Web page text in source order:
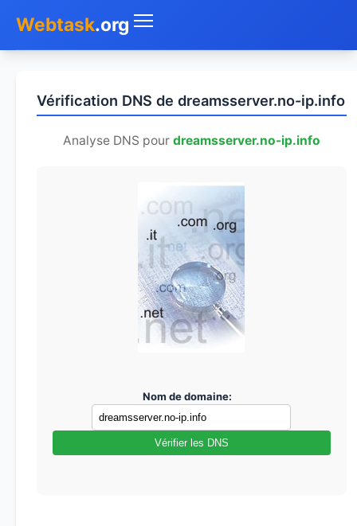
Webtask.org
Whois
Vérification DNS de dreamsserver.no-ip.info
Analyse DNS pour dreamsserver.no-ip.info
Nom de domaine:
Vérifier les DNS